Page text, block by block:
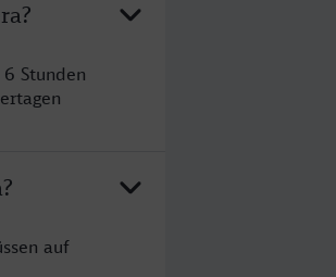
Stunden
auf